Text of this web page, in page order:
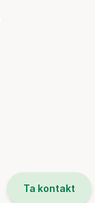
Ta kontakt